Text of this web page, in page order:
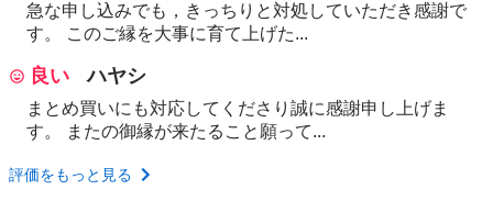
急な申し込みでも，きっちりと対処していただき感謝で
す。 このご縁を大事に育て上げた...
良い ハヤシ
まとめ買いにも対応してくださり誠に感謝申し上げま
す。 またの御縁が来たること願って...
評価をもっと見る